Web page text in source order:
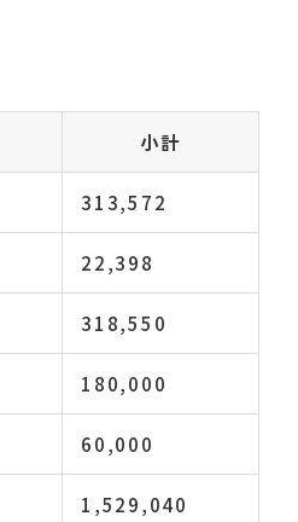
小計
313,572
22,398
318,550
180,000
60,000
1,529,040